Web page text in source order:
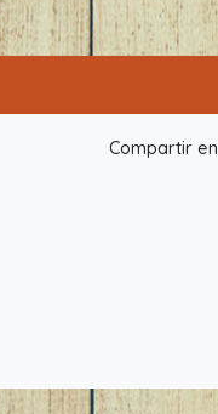
Compartir en